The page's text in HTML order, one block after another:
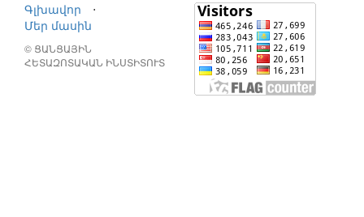
Գլխավոր
⋅
Մեր մասին
© ՑԱՆՑԱՅԻՆ
ՀԵՏԱԶՈՏԱԿԱՆ ԻՆՍՏԻՏՈՒՏ